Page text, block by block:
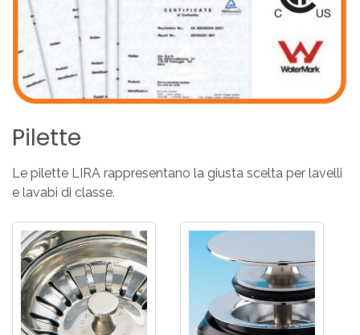
Pilette
Le pilette LIRA rappresentano la giusta scelta per lavelli
e lavabi di classe.